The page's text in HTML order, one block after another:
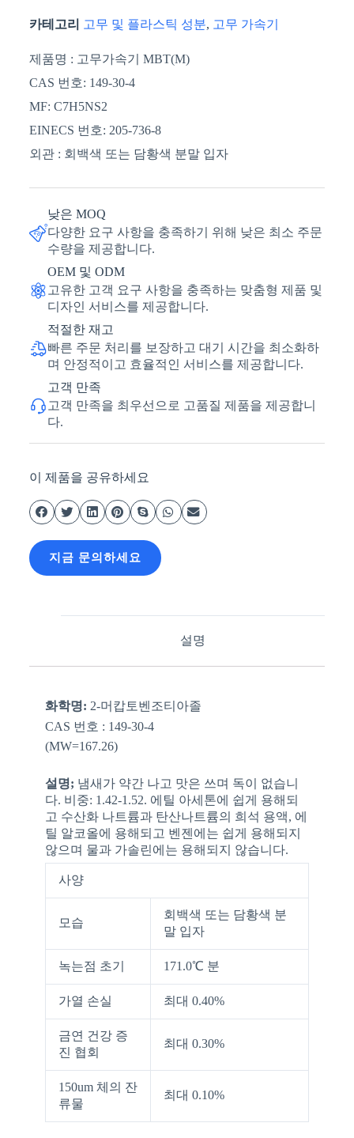
카테고리 고무 및 플라스틱 성분, 고무 가속기
제품명 : 고무가속기 MBT(M)
CAS 번호: 149-30-4
MF: C7H5NS2
EINECS 번호: 205-736-8
외관 : 회백색 또는 담황색 분말 입자
낮은 MOQ
다양한 요구 사항을 충족하기 위해 낮은 최소 주문
수량을 제공합니다.
OEM 및 ODM
고유한 고객 요구 사항을 충족하는 맞춤형 제품 및
디자인 서비스를 제공합니다.
적절한 재고
빠른 주문 처리를 보장하고 대기 시간을 최소화하
며 안정적이고 효율적인 서비스를 제공합니다.
고객 만족
고객 만족을 최우선으로 고품질 제품을 제공합니
다.
이 제품을 공유하세요
지금 문의하세요
설명
화학명: 2-머캅토벤조티아졸
CAS 번호 : 149-30-4
(MW=167.26)
설명; 냄새가 약간 나고 맛은 쓰며 독이 없습니
다. 비중: 1.42-1.52. 에틸 아세톤에 쉽게 용해되
고 수산화 나트륨과 탄산나트륨의 희석 용액, 에
틸 알코올에 용해되고 벤젠에는 쉽게 용해되지
않으며 물과 가솔린에는 용해되지 않습니다.
사양
모습
회백색 또는 담황색 분
말 입자
녹는점 초기 171.0℃ 분
가열 손실 최대 0.40%
금연 건강 증
진 협회
최대 0.30%
150um 체의 잔
류물
최대 0.10%